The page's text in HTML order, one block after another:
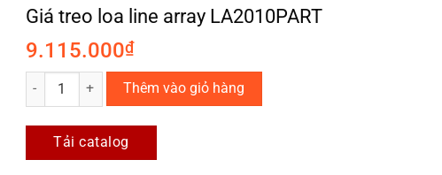
Giá treo loa line array LA2010PART
9.115.000₫
Giá treo loa line array LA2010PART số lượng
Thêm vào giỏ hàng
Tải catalog